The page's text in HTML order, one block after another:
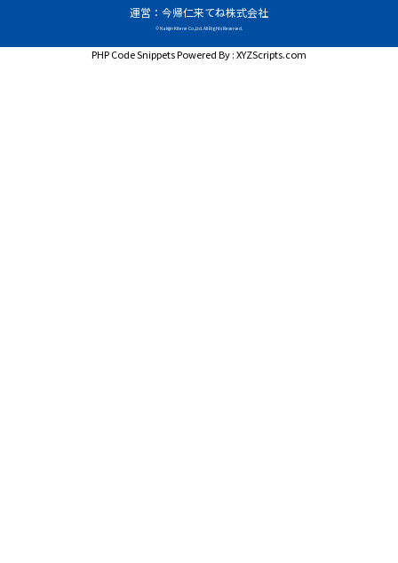
運営：今帰仁来てね株式会社
© Nakijin Kitene Co.,Ltd. All Rights Reserved.
PHP Code SnippetsPowered By :XYZScripts.com